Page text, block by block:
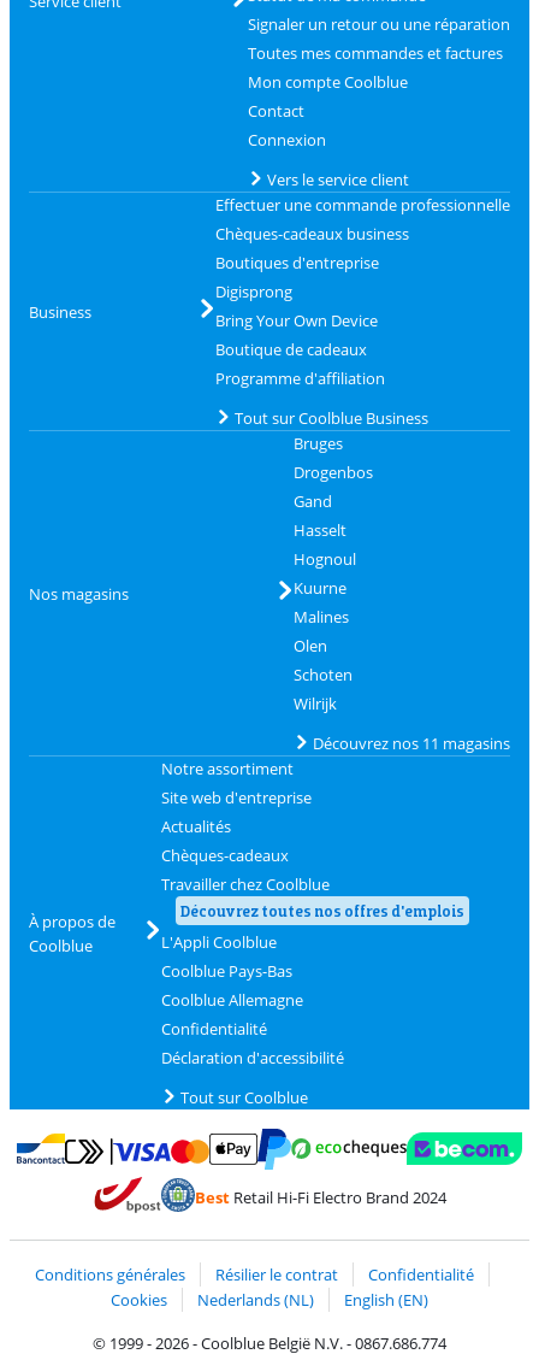
Signaler un retour ou une réparation
Toutes mes commandes et factures
Mon compte Coolblue
Contact
Connexion
Vers le service client
Business
Effectuer une commande professionnelle
Chèques-cadeaux business
Boutiques d'entreprise
Digisprong
Bring Your Own Device
Boutique de cadeaux
Programme d'affiliation
Tout sur Coolblue Business
Nos magasins
Bruges
Drogenbos
Gand
Hasselt
Hognoul
Kuurne
Malines
Olen
Schoten
Wilrijk
Découvrez nos 11 magasins
À propos de
Coolblue
Notre assortiment
Site web d'entreprise
Actualités
Chèques-cadeaux
Travailler chez Coolblue
Découvrez toutes nos offres d'emplois
L'Appli Coolblue
Coolblue Pays-Bas
Coolblue Allemagne
Confidentialité
Déclaration d'accessibilité
Tout sur Coolblue
Payer avec Bancontact
Payer avec MasterCard et Visa via ClickToPay
Payer avec PayPal
BestRetail Hi-Fi Electro Brand 2024
Conditions générales Résilier le contrat
Confidentialité
Cookies
Nederlands (NL)
English (EN)
© 1999 - 2026 - Coolblue België N.V. - 0867.686.774